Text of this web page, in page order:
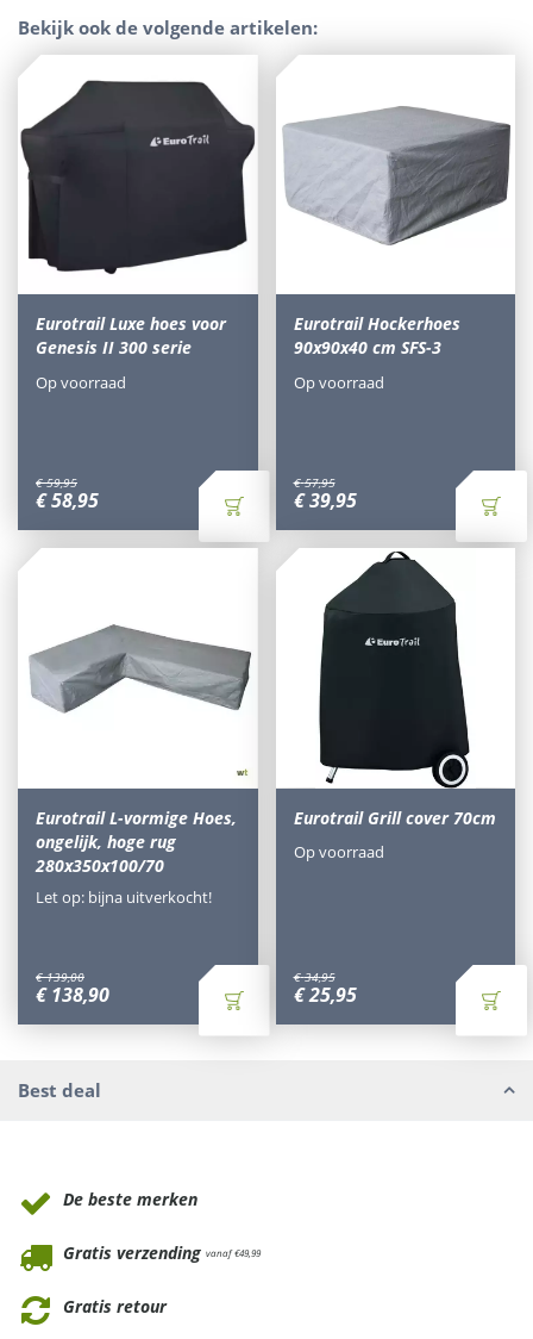
Bekijk ook de volgende artikelen:
Eurotrail Luxe hoes voor
Genesis II 300 serie
€ 59,95
€58,95
Op voorraad
Eurotrail Hockerhoes
90x90x40 cm SFS-3
€ 57,95
€ 39,95
Op voorraad
Eurotrail L-vormige Hoes,
ongelijk, hoge rug
280x350x100/70
€ 139,00
€ 138,90
Let op: bijna uitverkocht!
Eurotrail Grill cover 70cm
€ 34,95
€25,95
Op voorraad
Best deal
De beste merken
Gratis verzending vanaf €49,99
Gratis retour